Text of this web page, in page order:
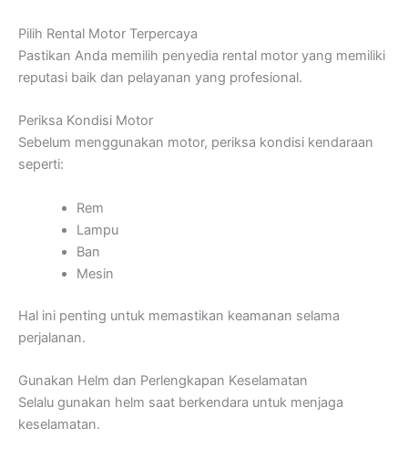
Pilih Rental Motor Terpercaya
Pastikan Anda memilih penyedia rental motor yang memiliki
reputasi baik dan pelayanan yang profesional.
Periksa Kondisi Motor
Sebelum menggunakan motor, periksa kondisi kendaraan
seperti:
Rem
Lampu
Ban
Mesin
Hal ini penting untuk memastikan keamanan selama
perjalanan.
Gunakan Helm dan Perlengkapan Keselamatan
Selalu gunakan helm saat berkendara untuk menjaga
keselamatan.